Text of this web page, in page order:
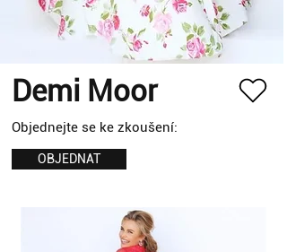
Demi Moor
Objednejte se ke zkoušení:
OBJEDNAT